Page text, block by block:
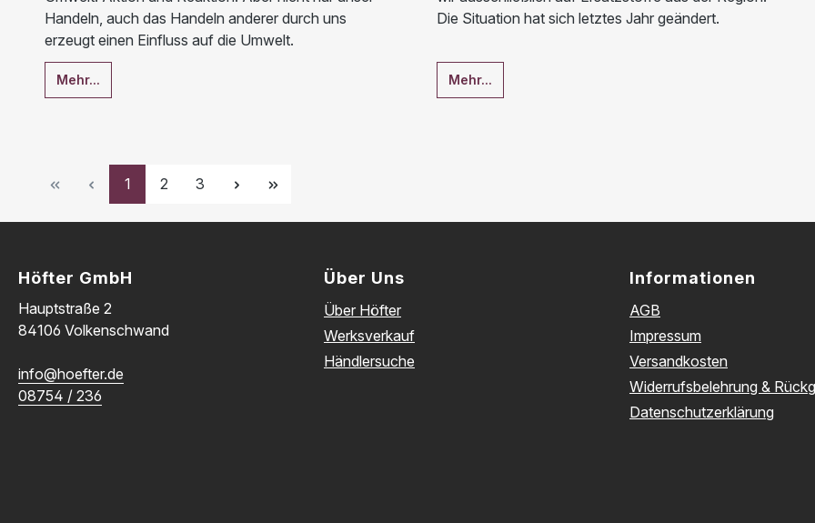
Handeln, auch das Handeln anderer durch uns
erzeugt einen Einfluss auf die Umwelt.
Mehr...
Die Situation hat sich letztes Jahr geändert.
Mehr...
Seite
1 Seite
2 Seite
3
Höfter GmbH
Hauptstraße 2
84106 Volkenschwand
info@hoefter.de
08754 / 236
Über Uns
Über Höfter
Werksverkauf
Händlersuche
Informationen
AGB
Impressum
Versandkosten
Widerrufsbelehrung &
Datenschutzerklärung